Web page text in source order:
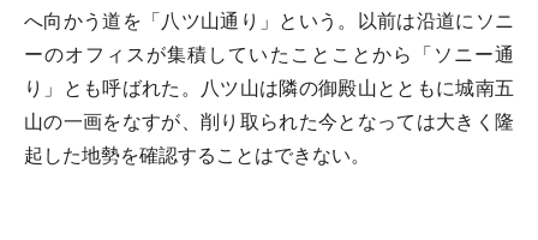
へ向かう道を「八ツ山通り」という。以前は沿道にソニ
ーのオフィスが集積していたことことから「ソニー通
り」とも呼ばれた。八ツ山は隣の御殿山とともに城南五
山の一画をなすが、削り取られた今となっては大きく隆
起した地勢を確認することはできない。